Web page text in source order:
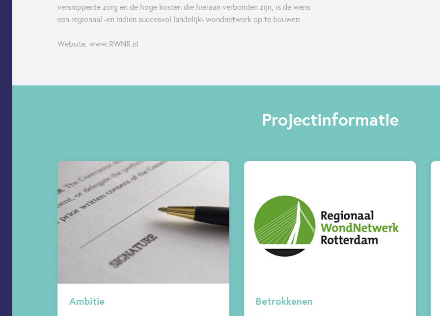
versnipperde zorg en de hoge kosten die hieraan verbonden zijn, is de wens
een regionaal -en indien succesvol landelijk- wondnetwerk op te bouwen.
Website: www.RWNR.nl
Projectinformatie
Ambitie Betrokkenen